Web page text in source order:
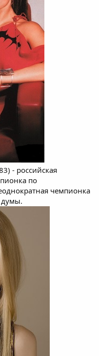
- российская
по
чемпионка
думы.